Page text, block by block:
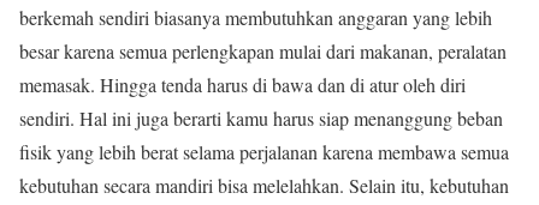
berkemah sendiri biasanya membutuhkan anggaran yang lebih
besar karena semua perlengkapan mulai dari makanan, peralatan
memasak. Hingga tenda harus di bawa dan di atur oleh diri
sendiri. Hal ini juga berarti kamu harus siap menanggung beban
fisik yang lebih berat selama perjalanan karena membawa semua
kebutuhan secara mandiri bisa melelahkan. Selain itu, kebutuhan